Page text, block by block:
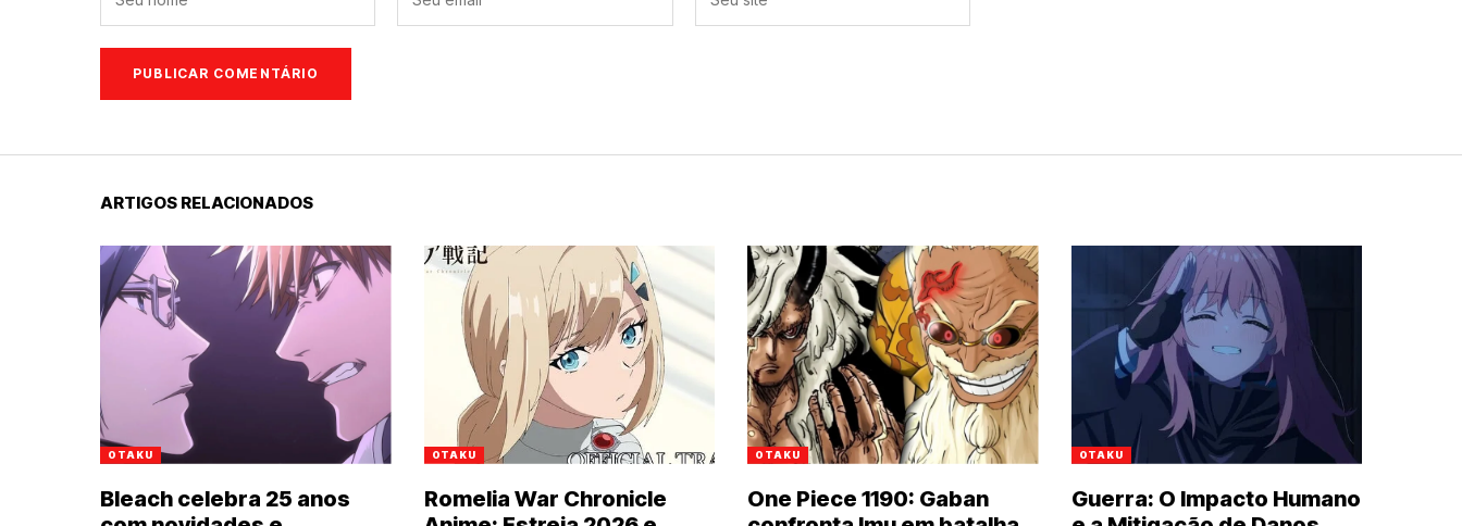
ARTIGOS RELACIONADOS
OTAKU
Bleach celebra 25 anos
OTAKU
Romelia War Chronicle
OTAKU
One Piece 1190: Gaban
OTAKU
Guerra: O Impacto Humano